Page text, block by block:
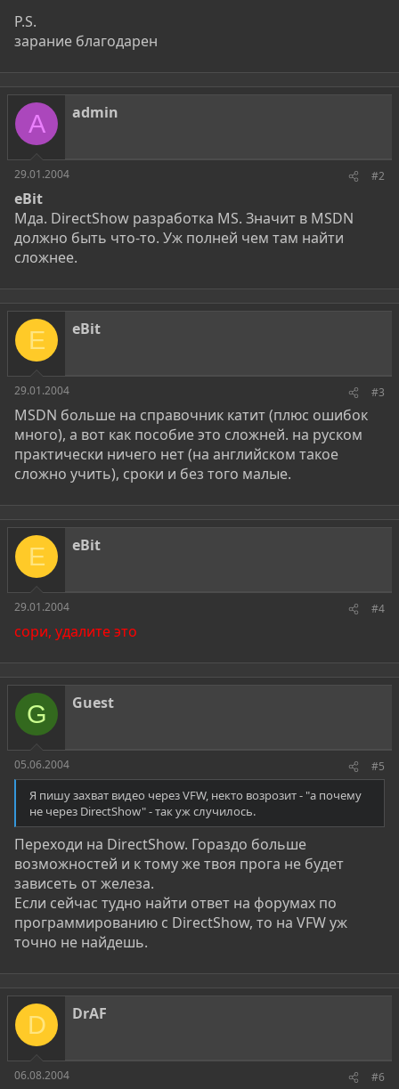
P.S.
зарание благодарен
A admin
29.01.2004 #2
eBit
Мда. DirectShow разработка MS. Значит в MSDN
должно быть что-то. Уж полней чем там найти
сложнее.
E eBit
29.01.2004 #3
MSDN больше на справочник катит (плюс ошибок
много), а вот как пособие это сложней. на руском
практически ничего нет (на английском такое
сложно учить), сроки и без того малые.
E eBit
29.01.2004 #4
сори, удалите это
G Guest
05.06.2004 #5
Я пишу захват видео через VFW, некто возрозит - "а почему
не через DirectShow" - так уж случилось.
Переходи на DirectShow. Гораздо больше
возможностей и к тому же твоя прога не будет
зависеть от железа.
Если сейчас тудно найти ответ на форумах по
программированию с DirectShow, то на VFW уж
точно не найдешь.
D DrAF
06.08.2004 #6